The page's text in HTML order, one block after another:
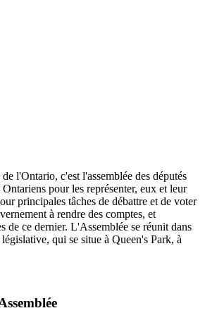
l'Ontario, c'est l'assemblée des députés
pour les représenter, eux et leur
principales tâches de débattre et de voter
à rendre des comptes, et
de ce dernier. L'Assemblée se réunit dans
qui se situe à Queen's Park, à